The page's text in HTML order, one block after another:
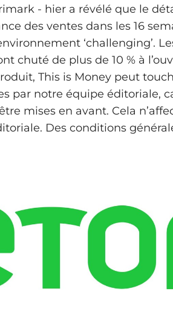
- hier a révélé que le
des ventes dans les 16
‘challenging’.
chuté de plus de 10 % à
This is Money peut
par notre équipe éditoriale,
mises en avant. Cela
Des conditions